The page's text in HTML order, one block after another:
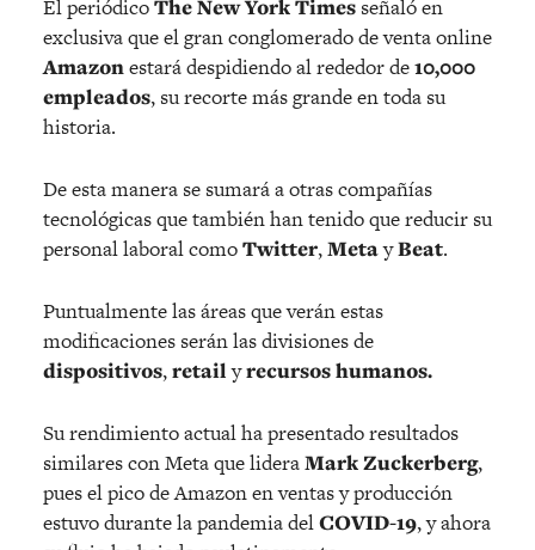
El periódicoThe New York Timesseñaló en
exclusiva que el gran conglomerado de venta online
Amazonestará despidiendo al rededor de10,000
empleados, su recorte más grande en toda su
historia.
De esta manera se sumará a otras compañías
tecnológicas que también han tenido que reducir su
personal laboral comoTwitter,MetayBeat.
Puntualmente las áreas que verán estas
modificaciones serán las divisiones de
dispositivos,retailyrecursos humanos.
Su rendimiento actual ha presentado resultados
similares con Meta que lideraMark Zuckerberg,
pues el pico de Amazon en ventas y producción
estuvo durante la pandemia delCOVID-19, y ahora